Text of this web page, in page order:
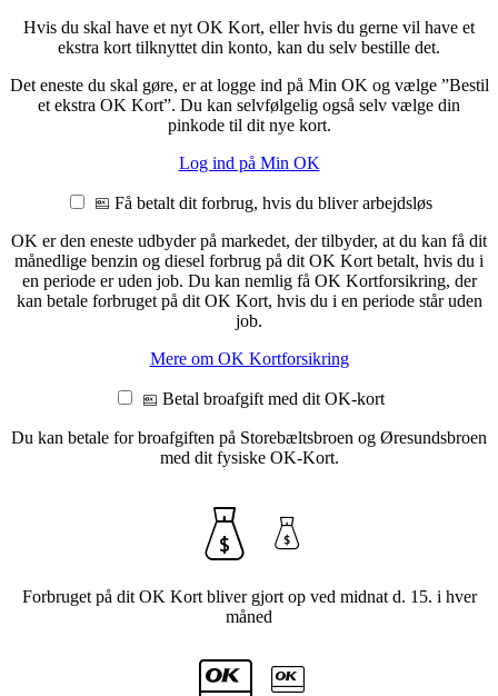
Hvis du skal have et nyt OK Kort, eller hvis du gerne vil have et
ekstra kort tilknyttet din konto, kan du selv bestille det.
Det eneste du skal gøre, er at logge ind på Min OK og vælge ”Bestil
et ekstra OK Kort”. Du kan selvfølgelig også selv vælge din
pinkode til dit nye kort.
Log ind på Min OK
Få betalt dit forbrug, hvis du bliver arbejdsløs
OK er den eneste udbyder på markedet, der tilbyder, at du kan få dit
månedlige benzin og diesel forbrug på dit OK Kort betalt, hvis du i
en periode er uden job. Du kan nemlig få OK Kortforsikring, der
kan betale forbruget på dit OK Kort, hvis du i en periode står uden
job.
Mere om OK Kortforsikring
Betal broafgift med dit OK-kort
Du kan betale for broafgiften på Storebæltsbroen og Øresundsbroen
med dit fysiske OK-Kort.
Forbruget på dit OK Kort bliver gjort op ved midnat d. 15. i hver
måned